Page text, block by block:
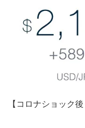
【コロナショック